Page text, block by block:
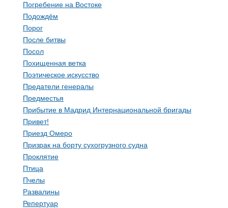
Погребение на Востоке
Подождём
Порог
После битвы
Посол
Похищенная ветка
Поэтическое искусство
Предатели генералы
Предместья
Прибытие в Мадрид Интернациональной бригады
Привет!
Приезд Омеро
Призрак на борту сухогрузного судна
Проклятие
Птица
Пчелы
Развалины
Репертуар